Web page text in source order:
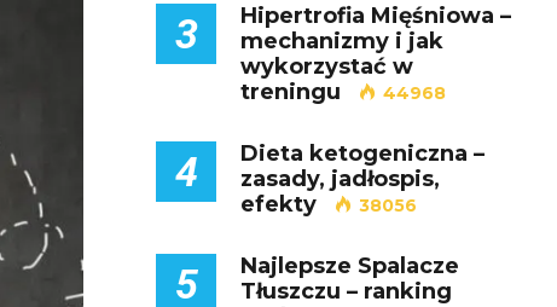
3
Hipertrofia Mięśniowa –
mechanizmy i jak
wykorzystać w
treningu
44968
4
Dieta ketogeniczna –
zasady, jadłospis,
efekty
38056
5
Najlepsze Spalacze
Tłuszczu – ranking